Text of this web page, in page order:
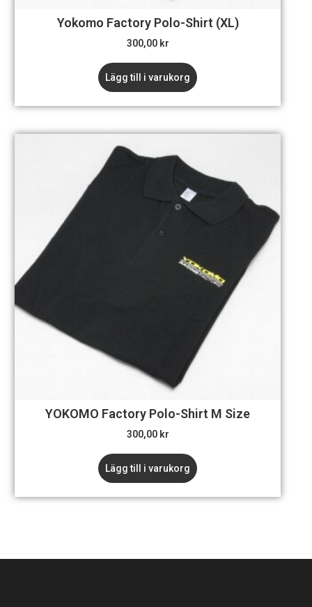
Yokomo Factory Polo-Shirt (XL)
300,00 kr
Lägg till i varukorg
YOKOMO Factory Polo-Shirt M Size
300,00 kr
Lägg till i varukorg